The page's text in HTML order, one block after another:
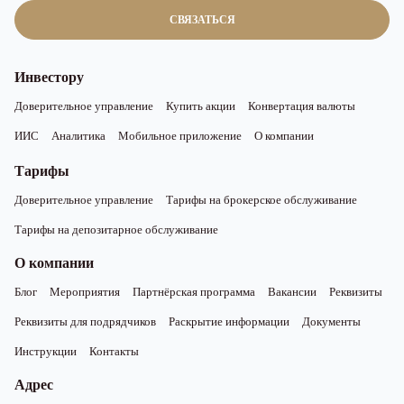
СВЯЗАТЬСЯ
Инвестору
Доверительное управление Купить акции Конвертация валюты
ИИС Аналитика Мобильное приложение О компании
Тарифы
Доверительное управление Тарифы на брокерское обслуживание
Тарифы на депозитарное обслуживание
О компании
Блог Мероприятия Партнёрская программа Вакансии Реквизиты
Реквизиты для подрядчиков Раскрытие информации Документы
Инструкции Контакты
Адрес